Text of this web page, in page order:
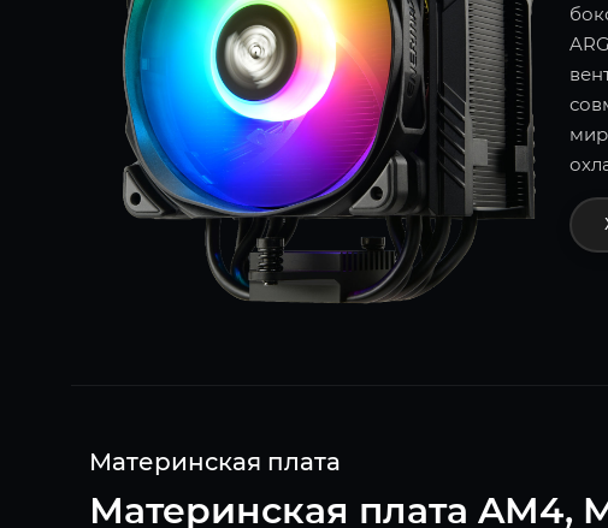
Материнская плата
Материнская плата AM4,